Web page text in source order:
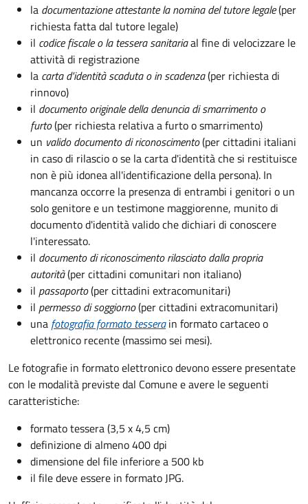
la documentazioneattestante la nomina del tutore legale(per
richiesta fatta dal tutore legale)
il codice fiscale o la tessera sanitariaal fine di velocizzare le
attività di registrazione
la carta d'identità scaduta o in scadenza(per richiesta di
rinnovo)
il documento originale della denuncia di smarrimento o
furto(per richiesta relativa a furto o smarrimento)
un valido documento di riconoscimento(per cittadini italiani
in caso di rilascio o se la carta d'identità che si restituisce
non è più idonea all'identificazione della persona). In
mancanza occorre la presenza di entrambi i genitori o un
solo genitore e un testimone maggiorenne, munito di
documento d'identità valido che dichiari di conoscere
l'interessato.
il documento di riconoscimento rilasciato dalla propria
autorità(per cittadini comunitari non italiano)
il passaporto(per cittadini extracomunitari)
il permesso di soggiorno(per cittadini extracomunitari)
una fotografia formato tessera in formato cartaceo o
elettronico recente (massimo sei mesi).
Le fotografie in formato elettronico devono essere presentate
con le modalità previste dal Comune e avere le seguenti
caratteristiche:
formato tessera (3,5 x 4,5 cm)
definizione di almeno 400 dpi
dimensione del file inferiore a 500 kb
il file deve essere in formato JPG.